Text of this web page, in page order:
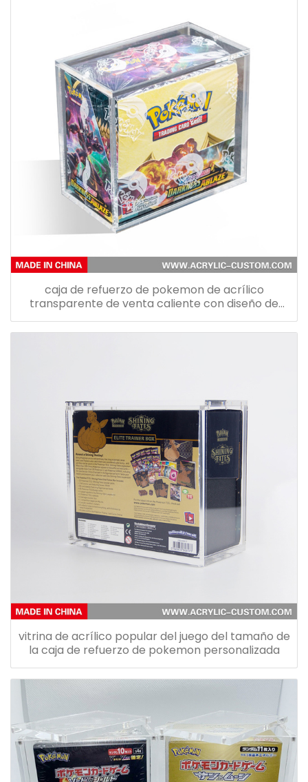
caja de refuerzo de pokemon de acrílico
transparente de venta caliente con diseño de
tapa magnética
vitrina de acrílico popular del juego del tamaño de
la caja de refuerzo de pokemon personalizada